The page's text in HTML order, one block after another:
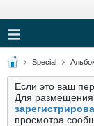
Special
Если это ваш
Для
просмотра